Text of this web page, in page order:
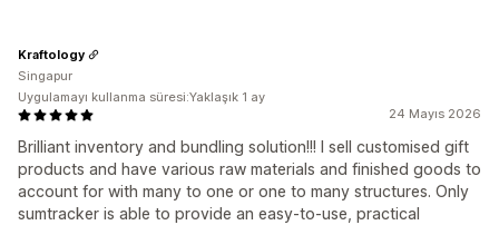
24 Mayıs 2026
Brilliant inventory and bundling solution!!! I sell customised gift
products and have various raw materials and finished goods to
account for with many to one or one to many structures. Only
sumtracker is able to provide an easy-to-use, practical
Kraftology
Singapur
Uygulamayı kullanma süresi:Yaklaşık 1 ay